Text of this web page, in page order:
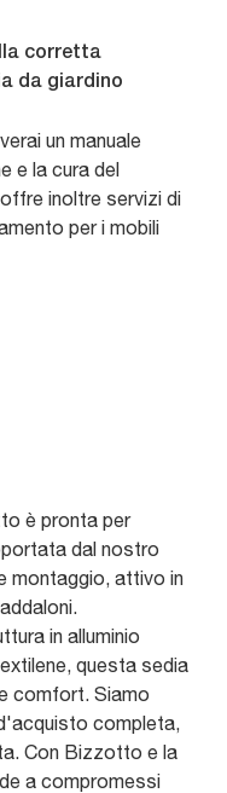
corretta
da giardino
un manuale
e la cura del
inoltre servizi di
per i mobili
è pronta per
dal nostro
montaggio, attivo in
in alluminio
questa sedia
comfort. Siamo
completa,
Con Bizzotto e la
a compromessi